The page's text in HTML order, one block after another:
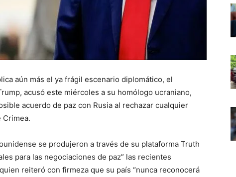
aún más el ya frágil escenario diplomático, el
acusó este miércoles a su homólogo ucraniano,
acuerdo de paz con Rusia al rechazar cualquier
se produjeron a través de su plataforma Truth
para las negociaciones de paz” las recientes
reiteró con firmeza que su país “nunca reconocerá